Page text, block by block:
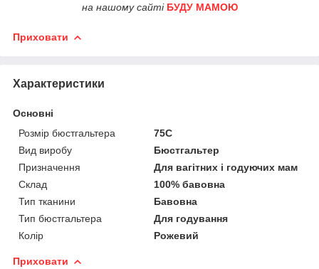
на нашому сайті БУДУ МАМОЮ
Приховати
Характеристики
Основні
Розмір бюстгальтера
75C
Вид виробу
Бюстгальтер
Призначення
Для вагітних і годуючих мам
Склад
100% бавовна
Тип тканини
Бавовна
Тип бюстгальтера
Для годування
Колір
Рожевий
Приховати